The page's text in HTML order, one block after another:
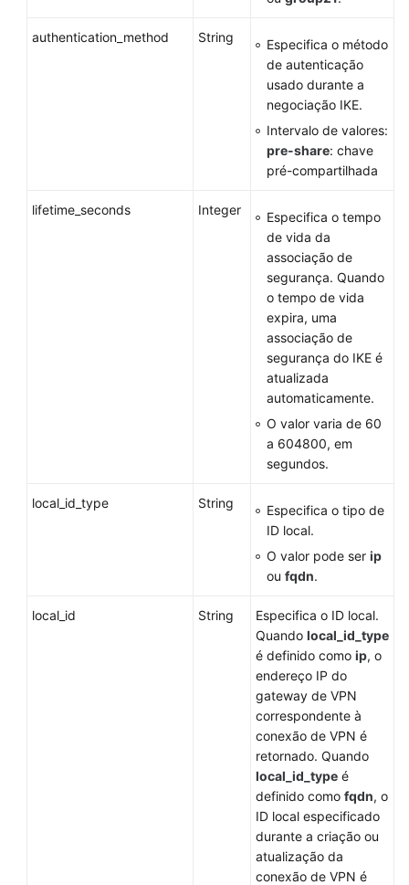
authentication_method String
Especifica o método
de autenticação
usado durante a
negociação IKE.
Intervalo de valores:
pre-share: chave
pré-compartilhada
lifetime_seconds Integer
Especifica o tempo
de vida da
associação de
segurança. Quando
o tempo de vida
expira, uma
associação de
segurança do IKE é
atualizada
automaticamente.
O valor varia de 60
a 604800, em
segundos.
local_id_type String
Especifica o tipo de
ID local.
O valor pode ser ip
ou fqdn.
local_id String
Especifica o ID local.
Quando local_id_type
é definido como ip, o
endereço IP do
gateway de VPN
correspondente à
conexão de VPN é
retornado. Quando
local_id_type é
definido como fqdn, o
ID local especificado
durante a criação ou
atualização da
conexão de VPN é